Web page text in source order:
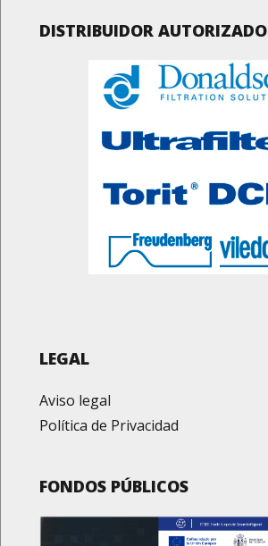
DISTRIBUIDOR AUTORIZADO
LEGAL
Aviso legal
Política de Privacidad
FONDOS PÚBLICOS